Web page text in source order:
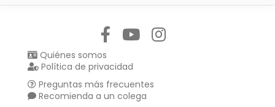
Quiénes somos
Política de privacidad
Preguntas más frecuentes
Recomienda a un colega